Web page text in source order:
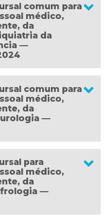
comum para
médico,
da
da
—
comum para
médico,
da
—
para
médico,
da
—